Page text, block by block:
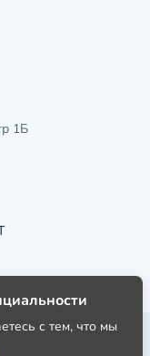
1Б
с тем, что мы